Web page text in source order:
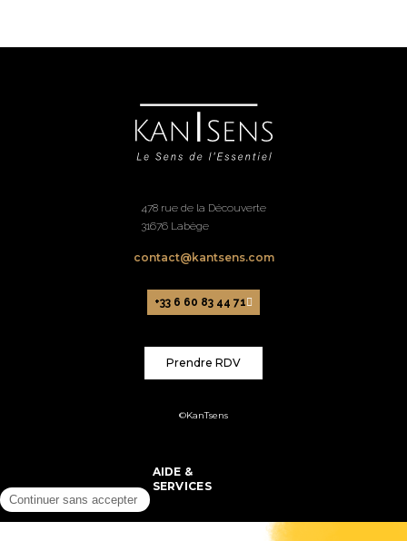
478 rue de la Découverte
31676 Labège
contact@kantsens.com
+33 6 60 83 44 71
Prendre RDV
©KanTsens
AIDE &
SERVICES